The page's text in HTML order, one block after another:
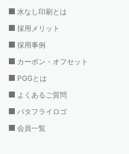
水なし印刷とは
採用メリット
採用事例
カーボン・オフセット
PGGとは
よくあるご質問
バタフライロゴ
会員一覧